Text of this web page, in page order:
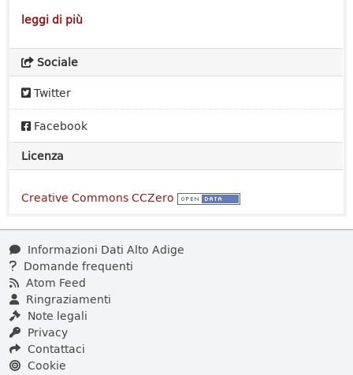
leggi di più
Sociale
Twitter
Facebook
Licenza
Creative Commons CCZero
Informazioni Dati Alto Adige
Domande frequenti
Atom Feed
Ringraziamenti
Note legali
Privacy
Contattaci
Cookie